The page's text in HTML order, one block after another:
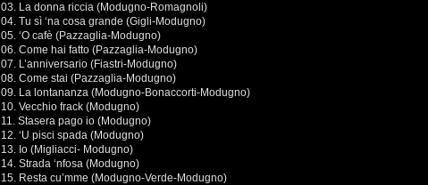
03. La donna riccia (Modugno-Romagnoli)
04. Tu sì ‘na cosa grande (Gigli-Modugno)
05. ‘O cafè (Pazzaglia-Modugno)
06. Come hai fatto (Pazzaglia-Modugno)
07. L’anniversario (Fiastri-Modugno)
08. Come stai (Pazzaglia-Modugno)
09. La lontananza (Modugno-Bonaccorti-Modugno)
10. Vecchio frack (Modugno)
11. Stasera pago io (Modugno)
12. ‘U pisci spada (Modugno)
13. Io (Migliacci- Modugno)
14. Strada ‘nfosa (Modugno)
15. Resta cu’mme (Modugno-Verde-Modugno)